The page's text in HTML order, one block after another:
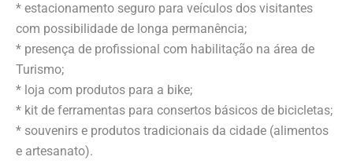
* estacionamento seguro para veículos dos visitantes
com possibilidade de longa permanência;
* presença de profissional com habilitação na área de
Turismo;
* loja com produtos para a bike;
* kit de ferramentas para consertos básicos de bicicletas;
* souvenirs e produtos tradicionais da cidade (alimentos
e artesanato).